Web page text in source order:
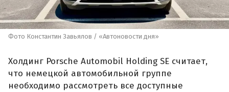
Фото Константин Завьялов / «Автоновости дня»
Холдинг Porsche Automobil Holding SE считает,
что немецкой автомобильной группе
необходимо рассмотреть все доступные